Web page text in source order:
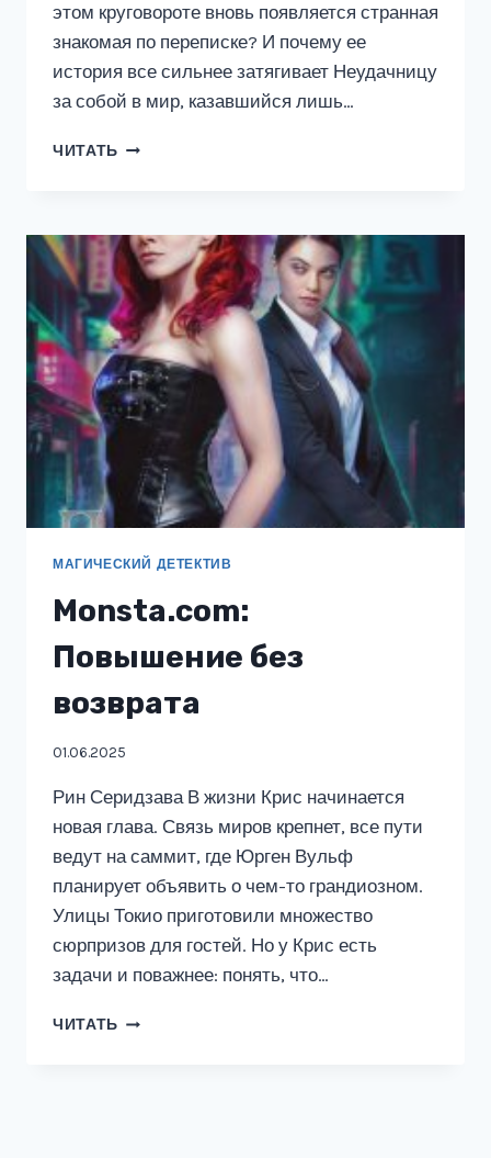
этом круговороте вновь появляется странная
знакомая по переписке? И почему ее
история все сильнее затягивает Неудачницу
за собой в мир, казавшийся лишь…
ЧИТАТЬ MONSTA.COM:
МАГИЧЕСКИЙ ДЕТЕКТИВ
Monsta.com:
Повышение без
возврата
01.06.2025
Рин Серидзава В жизни Крис начинается
новая глава. Связь миров крепнет, все пути
ведут на саммит, где Юрген Вульф
планирует объявить о чем-то грандиозном.
Улицы Токио приготовили множество
сюрпризов для гостей. Но у Крис есть
задачи и поважнее: понять, что…
ЧИТАТЬ MONSTA.COM: